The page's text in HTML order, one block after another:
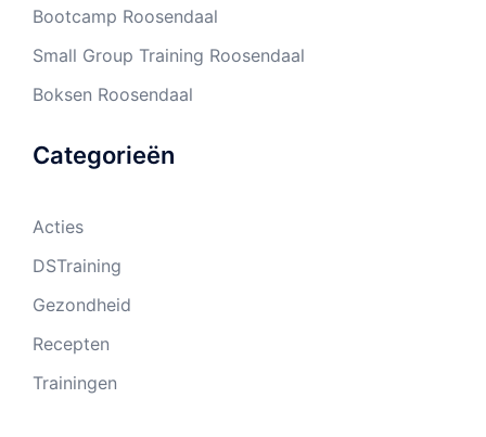
Bootcamp Roosendaal
Small Group Training Roosendaal
Boksen Roosendaal
Categorieën
Acties
DSTraining
Gezondheid
Recepten
Trainingen